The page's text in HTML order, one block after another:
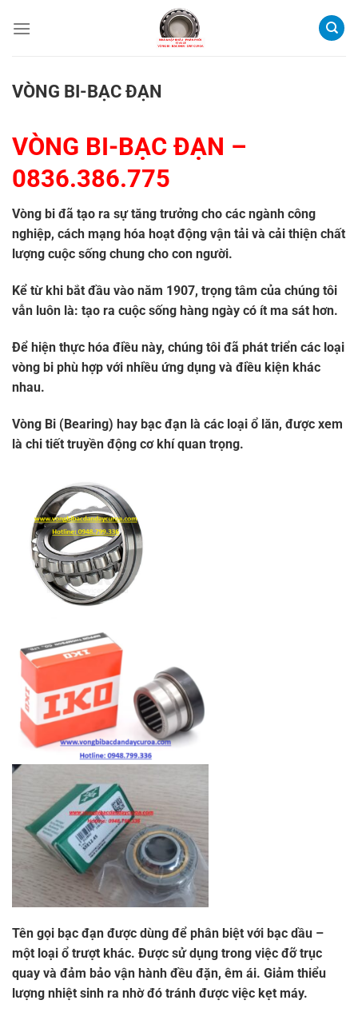
qua
VÒNG BI-BẠC ĐẠN
VÒNG BI-BẠC ĐẠN –
0836.386.775
Vòng bi đã tạo ra sự tăng trưởng cho các ngành công
nghiệp, cách mạng hóa hoạt động vận tải và cải thiện chất
lượng cuộc sống chung cho con người.
Kể từ khi bắt đầu vào năm 1907, trọng tâm của chúng tôi
vẫn luôn là: tạo ra cuộc sống hàng ngày có ít ma sát hơn.
Để hiện thực hóa điều này, chúng tôi đã phát triển các loại
vòng bi phù hợp với nhiều ứng dụng và điều kiện khác
nhau.
Vòng Bi (Bearing) hay bạc đạn là các loại ổ lăn, được xem
là chi tiết truyền động cơ khí quan trọng.
Tên gọi bạc đạn được dùng để phân biệt với bạc dầu –
một loại ổ trượt khác. Được sử dụng trong việc đỡ trục
quay và đảm bảo vận hành đều đặn, êm ái. Giảm thiểu
lượng nhiệt sinh ra nhờ đó tránh được việc kẹt máy.